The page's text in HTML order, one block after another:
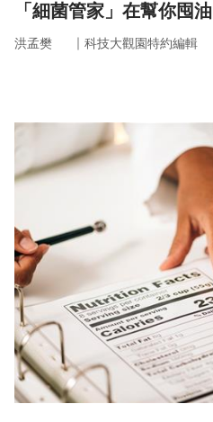
「細菌管家」在幫你囤油
洪孟樊 ｜ 科技大觀園特約編輯